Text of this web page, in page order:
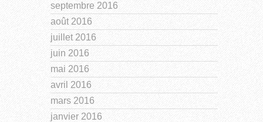
septembre 2016
août 2016
juillet 2016
juin 2016
mai 2016
avril 2016
mars 2016
janvier 2016